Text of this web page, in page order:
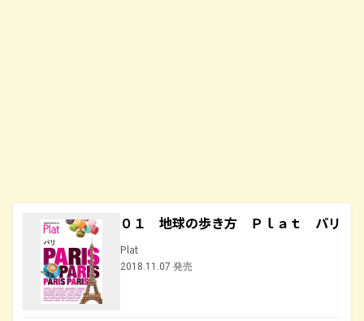
０１ 地球の歩き方 Ｐｌａｔ パリ
Plat
2018.11.07 発売